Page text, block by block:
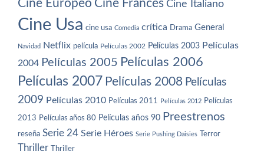
Cine Europeo Cine Francés Cine Italiano
Cine Usa cine usa Comedia crítica Drama General
Navidad Netflix película Películas 2002 Películas 2003 Películas
2004 Películas 2005 Películas 2006
Películas 2007 Películas 2008 Películas
2009 Películas 2010 Películas 2011 Películas 2012 Películas
2013 Películas años 80 Películas años 90 Preestrenos
reseña Serie 24 Serie Héroes Serie Pushing Daisies Terror
Thriller Thriller